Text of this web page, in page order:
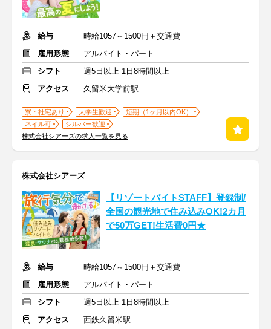
給与
時給1057～1500円＋交通費
雇用形態
アルバイト・パート
シフト
週5日以上 1日8時間以上
アクセス
久留米大学前駅
寮・社宅あり 大学生歓迎
短期（1ヶ月以内OK）
ネイル可
シルバー歓迎
株式会社シアーズの求人一覧を見る
株式会社シアーズ
【リゾートバイトSTAFF】登録制/
全国の観光地で住み込みOK!2カ月
で50万GET!生活費0円★
給与
時給1057～1500円＋交通費
雇用形態
アルバイト・パート
シフト
週5日以上 1日8時間以上
アクセス
西鉄久留米駅